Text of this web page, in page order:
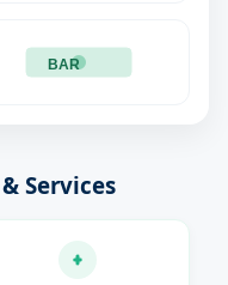
BAR
Services